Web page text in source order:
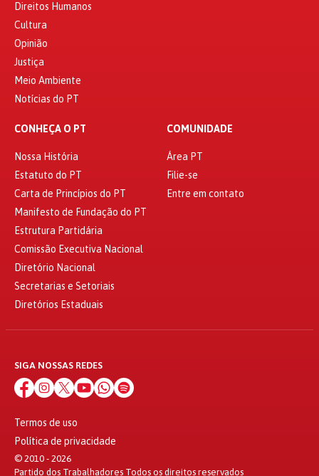
Direitos Humanos
Cultura
Opinião
Justiça
Meio Ambiente
Notícias do PT
CONHEÇA O PT
Nossa História
Estatuto do PT
Carta de Princípios do PT
Manifesto de Fundação do PT
Estrutura Partidária
Comissão Executiva Nacional
Diretório Nacional
Secretarias e Setoriais
Diretórios Estaduais
COMUNIDADE
Área PT
Filie-se
Entre em contato
SIGA NOSSAS REDES
Termos de uso
Política de privacidade
© 2010 - 2026
Partido dos Trabalhadores Todos os direitos reservados